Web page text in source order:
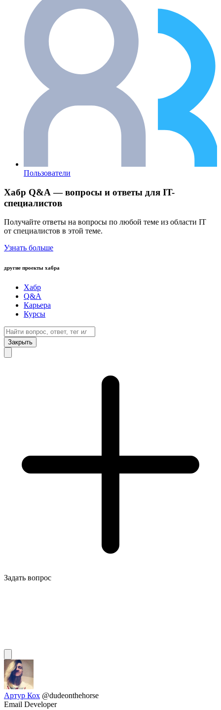
Пользователи
Хабр Q&A — вопросы и ответы для IT-
специалистов
Получайте ответы на вопросы по любой теме из области IT
от специалистов в этой теме.
Узнать больше
другие проекты хабра
Хабр
Q&A
Карьера
Курсы
Закрыть
Задать вопрос
Артур Кох @dudeonthehorse
Email Developer